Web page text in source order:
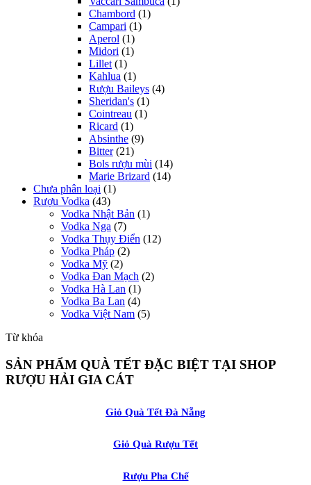
Chambord (1)
Campari (1)
Aperol (1)
Midori (1)
Lillet (1)
Kahlua (1)
Rượu Baileys (4)
Sheridan's (1)
Cointreau (1)
Ricard (1)
Absinthe (9)
Bitter (21)
Bols rượu mùi (14)
Marie Brizard (14)
Chưa phân loại (1)
Rượu Vodka (43)
Vodka Nhật Bản (1)
Vodka Nga (7)
Vodka Thụy Điển (12)
Vodka Pháp (2)
Vodka Mỹ (2)
Vodka Đan Mạch (2)
Vodka Hà Lan (1)
Vodka Ba Lan (4)
Vodka Việt Nam (5)
Từ khóa
SẢN PHẨM QUÀ TẾT ĐẶC BIỆT TẠI SHOP
RƯỢU HẢI GIA CÁT
Giỏ Quà Tết Đà Nẵng
Giỏ Quà Rượu Tết
Rượu Pha Chế